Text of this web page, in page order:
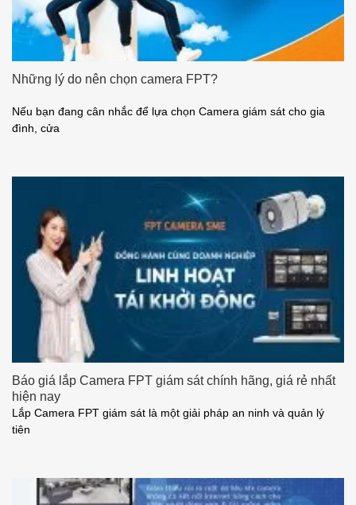
Những lý do nên chọn camera FPT?
Nếu bạn đang cân nhắc để lựa chọn Camera giám sát cho gia
đình, cửa
Báo giá lắp Camera FPT giám sát chính hãng, giá rẻ nhất
hiện nay
Lắp Camera FPT giám sát là một giải pháp an ninh và quản lý
tiên